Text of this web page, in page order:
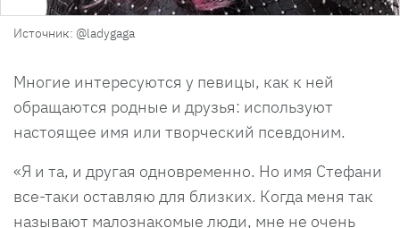
Источник: @ladygaga
Многие интересуются у певицы, как к ней
обращаются родные и друзья: используют
настоящее имя или творческий псевдоним.
«Я и та, и другая одновременно. Но имя Стефани
все-таки оставляю для близких. Когда меня так
называют малознакомые люди, мне не очень